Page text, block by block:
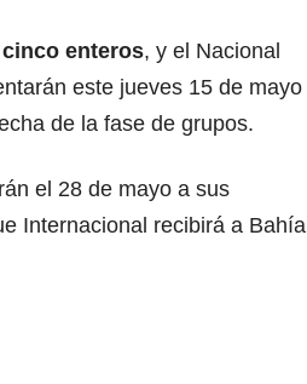
enteros, y el Nacional
este jueves 15 de mayo
de la fase de grupos.
el 28 de mayo a sus
Internacional recibirá a Bahía